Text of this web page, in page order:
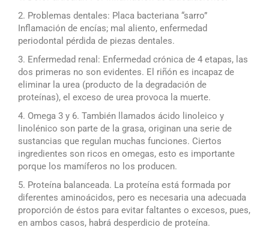
Problemas dentales: Placa bacteriana “sarro”
Inflamación de encías; mal aliento, enfermedad
periodontal pérdida de piezas dentales.
Enfermedad renal: Enfermedad crónica de 4 etapas, las
dos primeras no son evidentes. El riñón es incapaz de
eliminar la urea (producto de la degradación de
proteínas), el exceso de urea provoca la muerte.
Omega 3 y 6. También llamados ácido linoleico y
linolénico son parte de la grasa, originan una serie de
sustancias que regulan muchas funciones. Ciertos
ingredientes son ricos en omegas, esto es importante
porque los mamíferos no los producen.
Proteína balanceada. La proteína está formada por
diferentes aminoácidos, pero es necesaria una adecuada
proporción de éstos para evitar faltantes o excesos, pues,
en ambos casos, habrá desperdicio de proteína.